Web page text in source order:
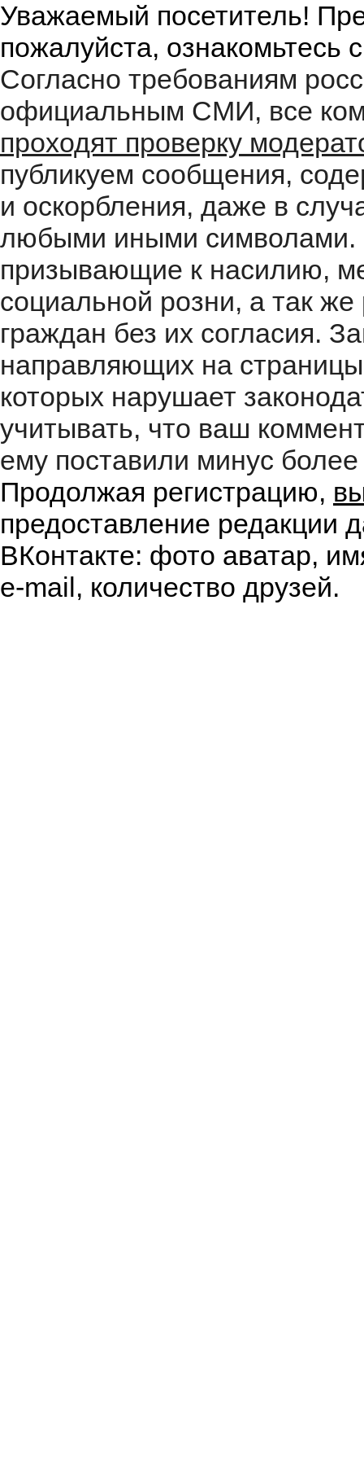
Уважаемый посетитель!
пожалуйста, ознакомьтесь
Согласно требованиям
официальным СМИ, все
проходят проверку
публикуем сообщения,
и оскорбления, даже в
любыми иными символами.
призывающие к насилию,
социальной розни, а так
граждан без их согласия.
направляющих на
которых нарушает
учитывать, что ваш
ему поставили минус
Продолжая регистрацию,
предоставление редакции
ВКонтакте: фото аватар,
e-mail, количество друзей.